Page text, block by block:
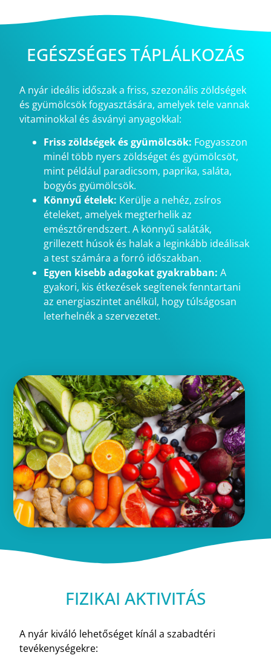
EGÉSZSÉGES TÁPLÁLKOZÁS
A nyár ideális időszak a friss, szezonális zöldségek
és gyümölcsök fogyasztására, amelyek tele vannak
vitaminokkal és ásványi anyagokkal:
Friss zöldségek és gyümölcsök: Fogyasszon
minél több nyers zöldséget és gyümölcsöt,
mint például paradicsom, paprika, saláta,
bogyós gyümölcsök.
Könnyű ételek: Kerülje a nehéz, zsíros
ételeket, amelyek megterhelik az
emésztőrendszert. A könnyű saláták,
grillezett húsok és halak a leginkább ideálisak
a test számára a forró időszakban.
Egyen kisebb adagokat gyakrabban: A
gyakori, kis étkezések segítenek fenntartani
az energiaszintet anélkül, hogy túlságosan
leterhelnék a szervezetet.
FIZIKAI AKTIVITÁS
A nyár kiváló lehetőséget kínál a szabadtéri
tevékenységekre: